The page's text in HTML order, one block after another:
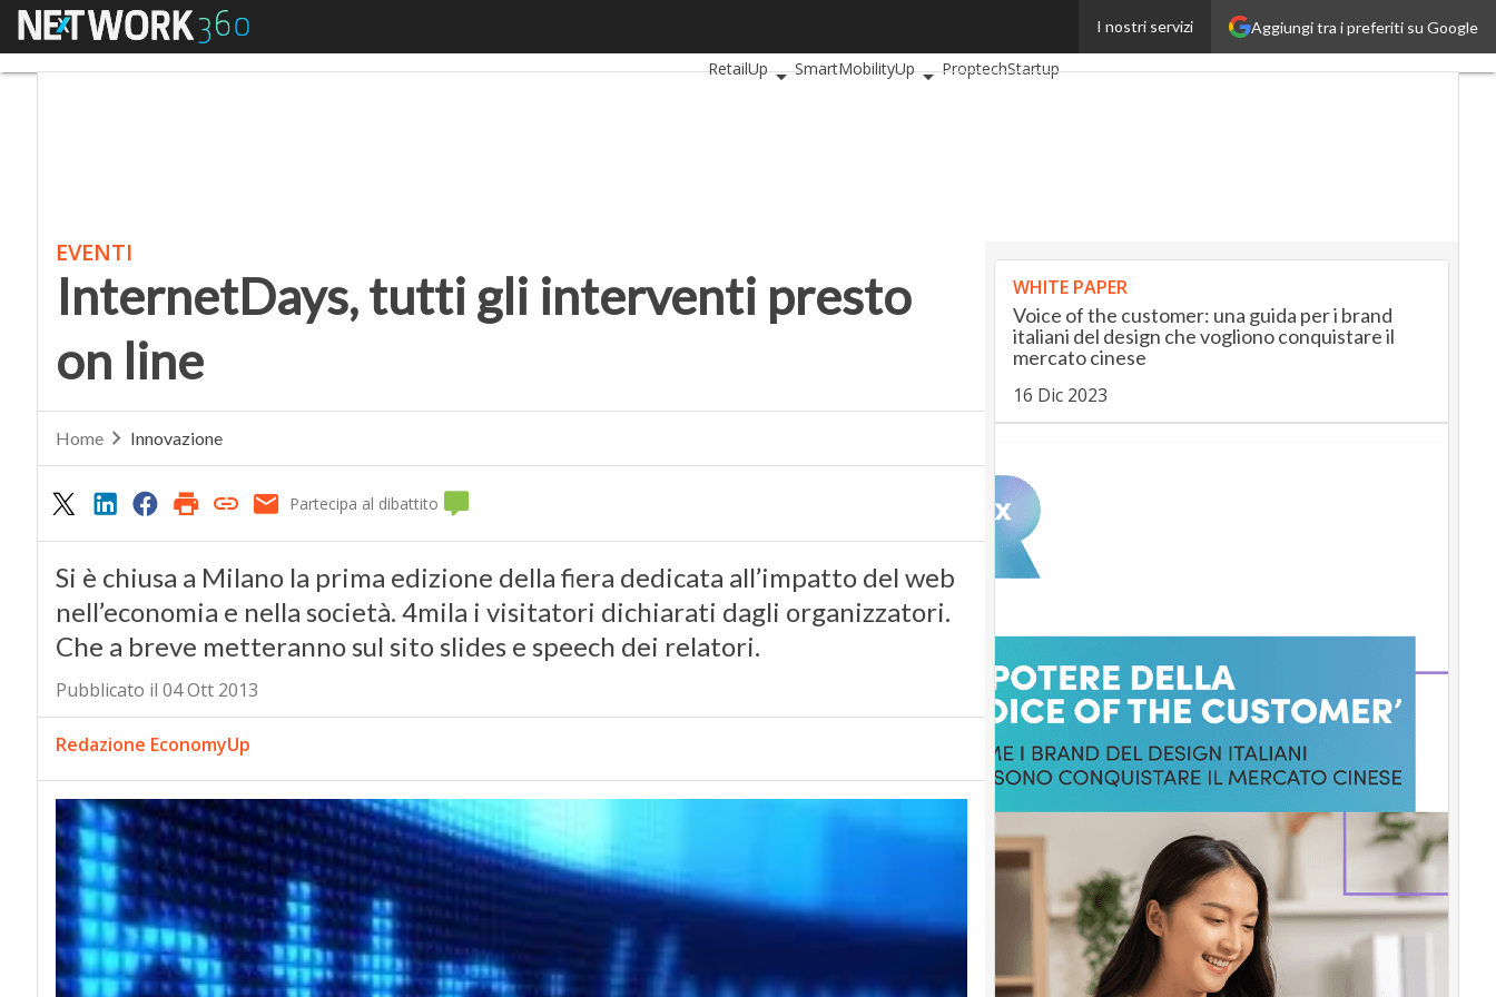
Aggiungi tra i preferiti su Google
I nostri servizi
Menu
InsuranceUp
RetailUp
SmartMobilityUp ProptechStartup
EVENTI
InternetDays, tutti gli interventi presto
on line
Home Innovazione
Partecipa al dibattito
Si è chiusa a Milano la prima edizione della fiera dedicata all’impatto del web
nell’economia e nella società. 4mila i visitatori dichiarati dagli organizzatori.
Che a breve metteranno sul sito slides e speech dei relatori.
Pubblicato il 04 Ott 2013
Redazione EconomyUp
WHITE PAPER
Voice of the customer: una guida per i brand
italiani del design che vogliono conquistare il
mercato cinese
16 Dic 2023